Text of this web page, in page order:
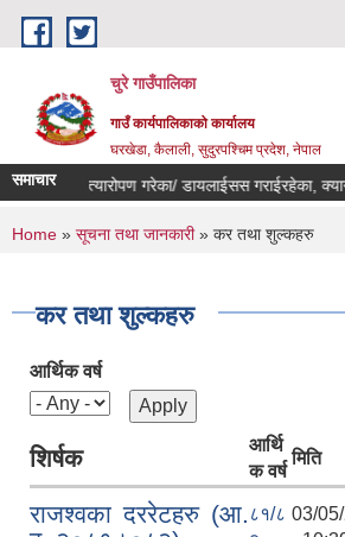
Skip to main content
चुरे गाउँपालिका
गाउँ कार्यपालिकाको कार्यालय
घरखेडा, कैलाली, सुदुरपश्चिम प्रदेश, नेपाल
समाचार
मृगौला प्रत्यारोपण गरेका/ डायलाईसस गराईरहेका,
You are here
Home » सूचना तथा जानकारी» कर तथा शुल्कहरु
कर तथा शुल्कहरु
आर्थिक वर्ष
शिर्षक
आर्थि
क वर्ष
मिति
राजश्वका दररेटहरु (आ. ८१/८ 03/